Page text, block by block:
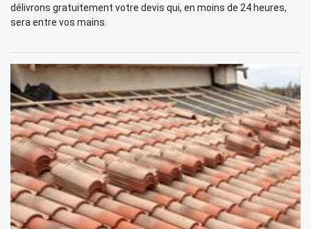
délivrons gratuitement votre devis qui, en moins de 24 heures,
sera entre vos mains.